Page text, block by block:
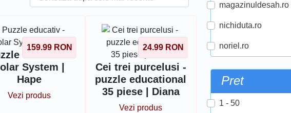
159.99 RON
educativ -
System |
Hape
Vezi produs
24.99 RON
Cei trei purcelusi -
puzzle educational
35 piese | Diana
Vezi produs
magazinuldesah.ro
nichiduta.ro
noriel.ro
Pret
1 - 50